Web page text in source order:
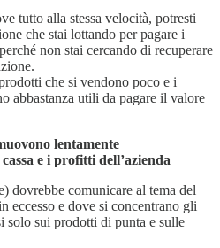
tutto alla stessa velocità, potresti
che stai lottando per pagare i
non stai cercando di recuperare
che si vendono poco e i
abbastanza utili da pagare il valore
lentamente
e i profitti dell’azienda
dovrebbe comunicare al tema del
eccesso e dove si concentrano gli
solo sui prodotti di punta e sulle